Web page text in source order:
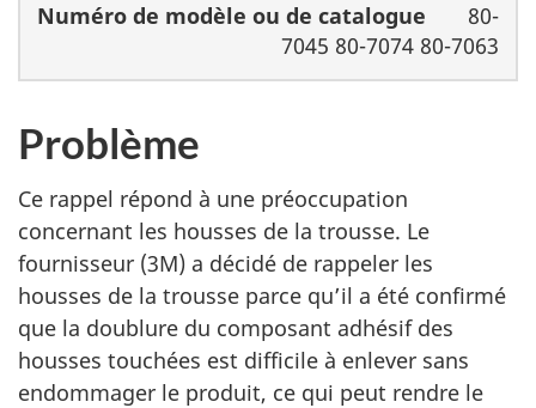
80-
7045 80-7074 80-7063
Problème
Ce rappel répond à une préoccupation
concernant les housses de la trousse. Le
fournisseur (3M) a décidé de rappeler les
housses de la trousse parce qu’il a été confirmé
que la doublure du composant adhésif des
housses touchées est difficile à enlever sans
endommager le produit, ce qui peut rendre le